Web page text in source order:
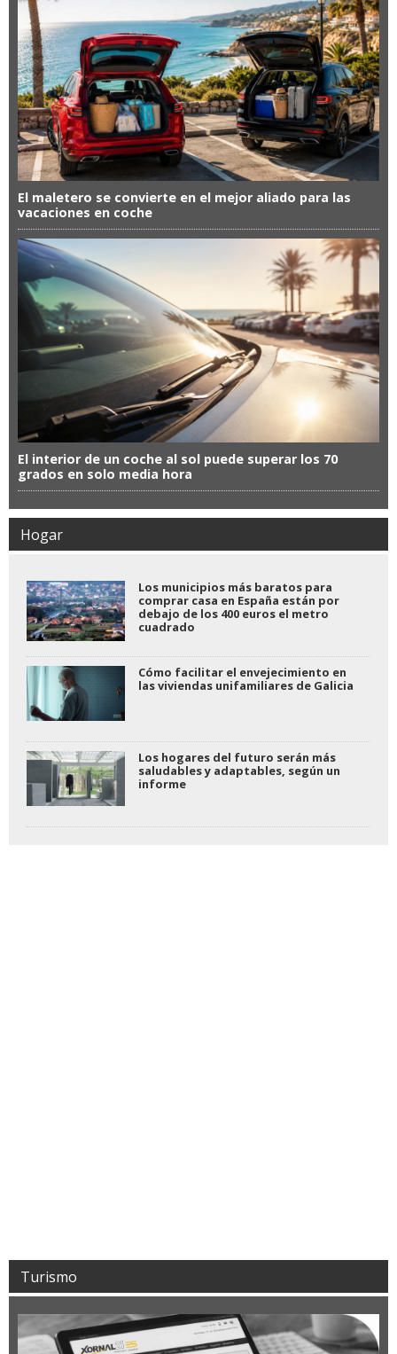
El maletero se convierte en el mejor aliado para las
vacaciones en coche
El interior de un coche al sol puede superar los 70
grados en solo media hora
Hogar
Los municipios más baratos para
comprar casa en España están por
debajo de los 400 euros el metro
cuadrado
Cómo facilitar el envejecimiento en
las viviendas unifamiliares de Galicia
Los hogares del futuro serán más
saludables y adaptables, según un
informe
Turismo